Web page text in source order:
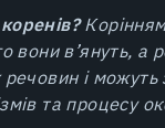
вони в’януть, а
і
та процесу